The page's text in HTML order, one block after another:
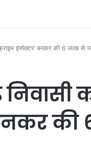
इंस्पेक्टर’ बनकर की 6 लाख से